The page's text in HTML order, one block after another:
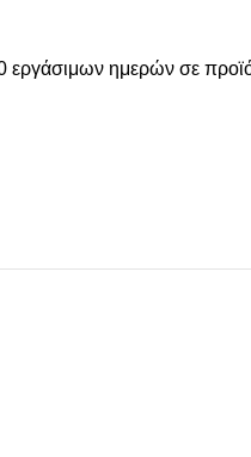
ημερών σε